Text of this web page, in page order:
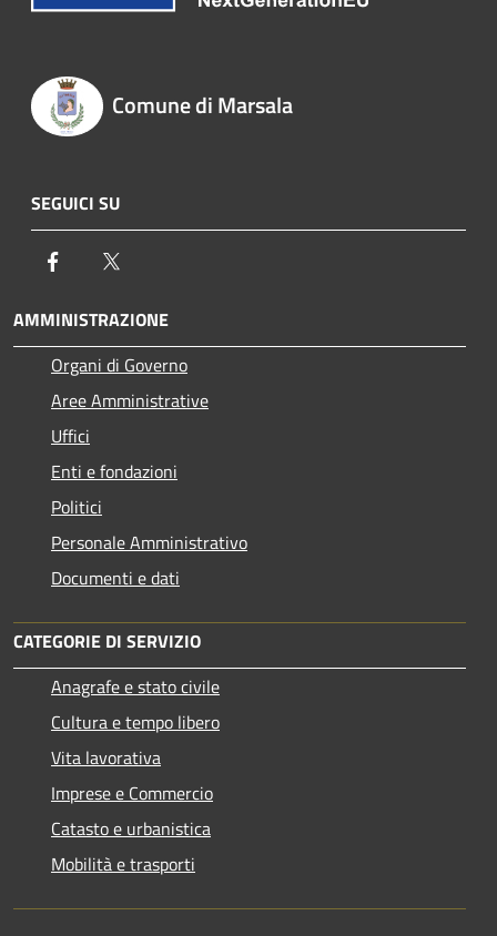
Comune di Marsala
SEGUICI SU
Facebook
AMMINISTRAZIONE
Organi di Governo
Aree Amministrative
Uffici
Enti e fondazioni
Politici
Personale Amministrativo
Documenti e dati
CATEGORIE DI SERVIZIO
Anagrafe e stato civile
Cultura e tempo libero
Vita lavorativa
Imprese e Commercio
Catasto e urbanistica
Mobilità e trasporti